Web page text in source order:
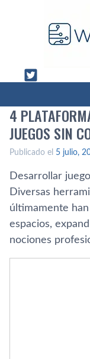
4
JUEGOS SIN
Publicado el 5 julio,
Desarrollar
Diversas
últimamente
espacios,
nociones